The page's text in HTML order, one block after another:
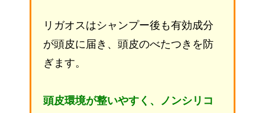
リガオスはシャンプー後も有効成分
が頭皮に届き、頭皮のべたつきを防
ぎます。
頭皮環境が整いやすく、ノンシリコ